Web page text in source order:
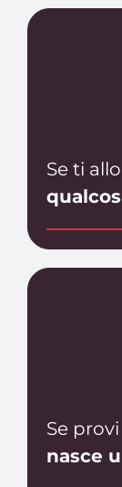
Se ti
Se
nasce